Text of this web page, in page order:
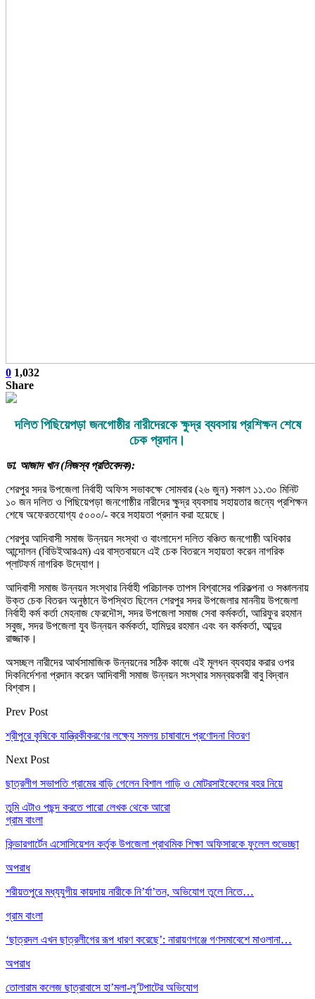
0 1,032
Share
দলিত পিছিয়েপড়া জনগোষ্ঠীর নারীদেরকে ক্ষুদ্র ব্যবসায় প্রশিক্ষন শেষে
চেক প্রদান।
ডা. আজাদ খান (নিজস্ব প্রতিবেদক):
শেরপুর সদর উপজেলা নির্বাহী অফিস সভাকক্ষে সোমবার (২৬ জুন) সকাল ১১.৩০ মিনিট
১০ জন দলিত ও পিছিয়েপড়া জনগোষ্ঠীর নারীদের ক্ষুদ্র ব্যবসায় সহায়তার জন্যে প্রশিক্ষন
শেষে অফেরতযোগ্য ৫০০০/- করে সহায়তা প্রদান করা হয়েছে।
শেরপুর আদিবাসী সমাজ উন্নয়ন সংস্থা ও বাংলাদেশ দলিত বঞ্চিত জনগোষ্ঠী অধিকার
আন্দোলন (বিডিইআরএম) এর বাস্তবায়নে এই চেক বিতরনে সহায়তা করেন নাগরিক
প্লাটফর্ম নাগরিক উদ্যোগ।
আদিবাসী সমাজ উন্নয়ন সংস্থার নির্বাহী পরিচালক তাপস বিশ্বাসের পরিকল্পনা ও সঞ্চালনায়
উক্ত চেক বিতরন অনুষ্ঠানে উপস্থিত ছিলেন শেরপুর সদর উপজেলার মাননীয় উপজেলা
নির্বাহী কর্ম কর্তা মেহনাজ ফেরদৌস, সদর উপজেলা সমাজ সেবা কর্মকর্তা, আরিফুর রহমান
সবুজ, সদর উপজেলা যুব উন্নয়ন কর্মকর্তা, হামিদুর রহমান এবং বন কর্মকর্তা, আব্দুর
রাজ্জাক।
অসচ্ছল নারীদের আর্থসামাজিক উন্নয়নের সঠিক কাজে এই মূলধন ব্যবহার করার ওপর
দিকনির্দেশনা প্রদান করেন আদিবাসী সমাজ উন্নয়ন সংস্থার সমন্বয়কারী বাবু বিদ্বান
বিশ্বাস।
Prev Post
শ্রীপুরে কৃষিকে যান্ত্রিকীকরণের লক্ষ্যে সমলয় চাষাবাদে প্রণোদনা বিতরণ
Next Post
ছাত্রলীগ সভাপতি গ্রামের বাড়ি গেলেন বিশাল গাড়ি ও মোটরসাইকেলের বহর নিয়ে
তুমি এটাও পছন্দ করতে পারো লেখক থেকে আরো
গ্রাম বাংলা
কিন্ডারগার্টেন এসোসিয়েশন কর্তৃক উপজেলা প্রাথমিক শিক্ষা অফিসারকে ফুলেল শুভেচ্ছা
অপরাধ
শরীয়তপুরে মধ্যযুগীয় কায়দায় নারীকে নি’র্যা’তন, অভিযোগ তুলে নিতে…
গ্রাম বাংলা
‘ছাত্রদল এখন ছাত্রলীগের রূপ ধারণ করেছে’: নারায়ণগঞ্জে গণসমাবেশে মাওলানা…
অপরাধ
তোলারাম কলেজ ছাত্রাবাসে হা’মলা-লু’টপাটের অভিযোগ